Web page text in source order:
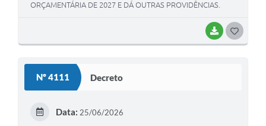
BAIXAR
ORÇAMENTÁRIA DE 2027 E DÁ OUTRAS PROVIDÊNCIAS.
Nº 4111 Decreto
Data: 25/06/2026